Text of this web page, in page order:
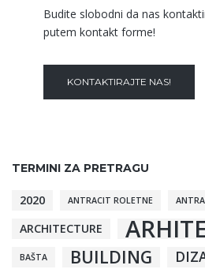
Budite slobodni da nas
putem kontakt forme!
KONTAKTIRAJTE NAS!
TERMINI ZA PRETRAGU
2020 ANTRACIT ROLETNE
ARCHITECTURE
BAŠTA BUILDING